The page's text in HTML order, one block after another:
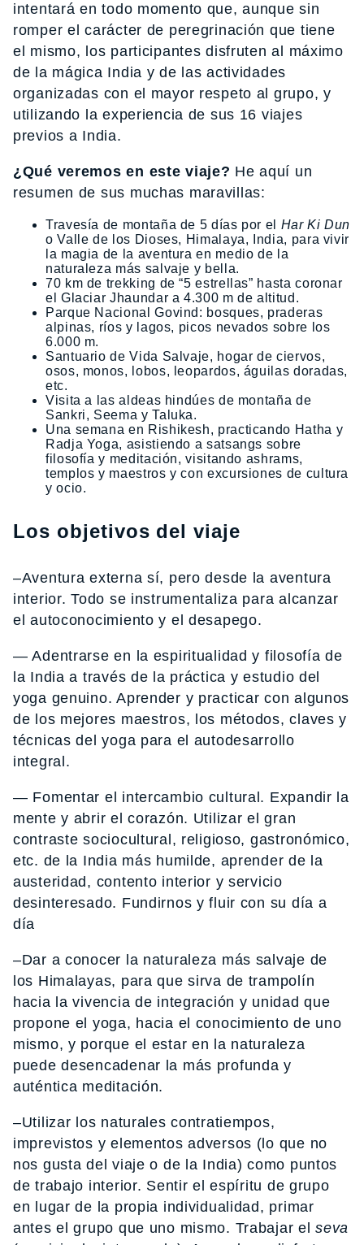
intentará en todo momento que, aunque sin
romper el carácter de peregrinación que tiene
el mismo, los participantes disfruten al máximo
de la mágica India y de las actividades
organizadas con el mayor respeto al grupo, y
utilizando la experiencia de sus 16 viajes
previos a India.
¿Qué veremos en este viaje? He aquí un
resumen de sus muchas maravillas:
Travesía de montaña de 5 días por el Har Ki Dun
o Valle de los Dioses, Himalaya, India, para vivir
la magia de la aventura en medio de la
naturaleza más salvaje y bella.
70 km de trekking de “5 estrellas” hasta coronar
el Glaciar Jhaundar a 4.300 m de altitud.
Parque Nacional Govind: bosques, praderas
alpinas, ríos y lagos, picos nevados sobre los
6.000 m.
Santuario de Vida Salvaje, hogar de ciervos,
osos, monos, lobos, leopardos, águilas doradas,
etc.
Visita a las aldeas hindúes de montaña de
Sankri, Seema y Taluka.
Una semana en Rishikesh, practicando Hatha y
Radja Yoga, asistiendo a satsangs sobre
filosofía y meditación, visitando ashrams,
templos y maestros y con excursiones de cultura
y ocio.
Los objetivos del viaje
–Aventura externa sí, pero desde la aventura
interior. Todo se instrumentaliza para alcanzar
el autoconocimiento y el desapego.
— Adentrarse en la espiritualidad y filosofía de
la India a través de la práctica y estudio del
yoga genuino. Aprender y practicar con algunos
de los mejores maestros, los métodos, claves y
técnicas del yoga para el autodesarrollo
integral.
— Fomentar el intercambio cultural. Expandir la
mente y abrir el corazón. Utilizar el gran
contraste sociocultural, religioso, gastronómico,
etc. de la India más humilde, aprender de la
austeridad, contento interior y servicio
desinteresado. Fundirnos y fluir con su día a
día
–Dar a conocer la naturaleza más salvaje de
los Himalayas, para que sirva de trampolín
hacia la vivencia de integración y unidad que
propone el yoga, hacia el conocimiento de uno
mismo, y porque el estar en la naturaleza
puede desencadenar la más profunda y
auténtica meditación.
–Utilizar los naturales contratiempos,
imprevistos y elementos adversos (lo que no
nos gusta del viaje o de la India) como puntos
de trabajo interior. Sentir el espíritu de grupo
en lugar de la propia individualidad, primar
antes el grupo que uno mismo. Trabajar elseva